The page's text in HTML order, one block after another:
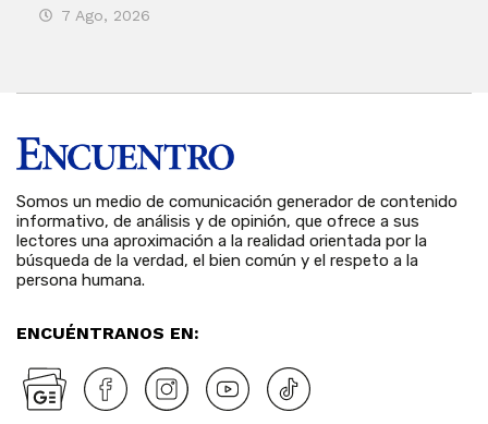
7 Ago, 2026
Somos un medio de comunicación generador de contenido
informativo, de análisis y de opinión, que ofrece a sus
lectores una aproximación a la realidad orientada por la
búsqueda de la verdad, el bien común y el respeto a la
persona humana.
ENCUÉNTRANOS EN: